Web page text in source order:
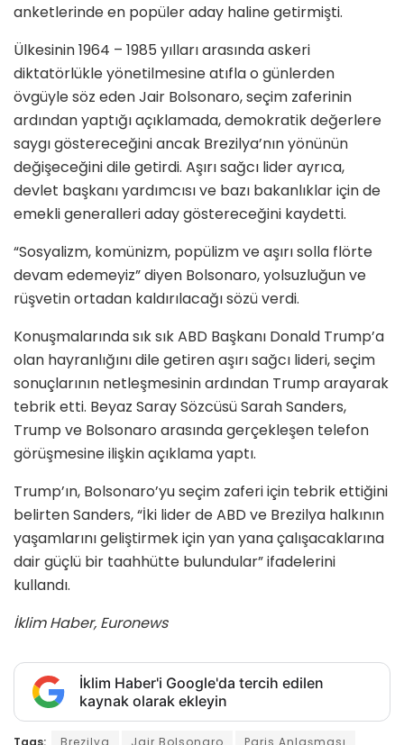
anketlerinde en popüler aday haline getirmişti.
Ülkesinin 1964 – 1985 yılları arasında askeri
diktatörlükle yönetilmesine atıfla o günlerden
övgüyle söz eden Jair Bolsonaro, seçim zaferinin
ardından yaptığı açıklamada, demokratik değerlere
saygı göstereceğini ancak Brezilya’nın yönünün
değişeceğini dile getirdi. Aşırı sağcı lider ayrıca,
devlet başkanı yardımcısı ve bazı bakanlıklar için de
emekli generalleri aday göstereceğini kaydetti.
“Sosyalizm, komünizm, popülizm ve aşırı solla flörte
devam edemeyiz” diyen Bolsonaro, yolsuzluğun ve
rüşvetin ortadan kaldırılacağı sözü verdi.
Konuşmalarında sık sık ABD Başkanı Donald Trump’a
olan hayranlığını dile getiren aşırı sağcı lideri, seçim
sonuçlarının netleşmesinin ardından Trump arayarak
tebrik etti. Beyaz Saray Sözcüsü Sarah Sanders,
Trump ve Bolsonaro arasında gerçekleşen telefon
görüşmesine ilişkin açıklama yaptı.
Trump’ın, Bolsonaro’yu seçim zaferi için tebrik ettiğini
belirten Sanders, “İki lider de ABD ve Brezilya halkının
yaşamlarını geliştirmek için yan yana çalışacaklarına
dair güçlü bir taahhütte bulundular” ifadelerini
kullandı.
İklim Haber, Euronews
İklim Haber'i Google'da tercih edilen
kaynak olarak ekleyin
Tags: Brezilya Jair Bolsonaro
Paris Anlaşması